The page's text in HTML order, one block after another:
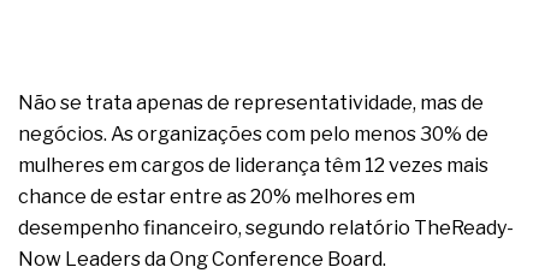
Não se trata apenas de representatividade, mas de
negócios. As organizações com pelo menos 30% de
mulheres em cargos de liderança têm 12 vezes mais
chance de estar entre as 20% melhores em
desempenho financeiro, segundo relatório TheReady-
Now Leaders da Ong Conference Board.